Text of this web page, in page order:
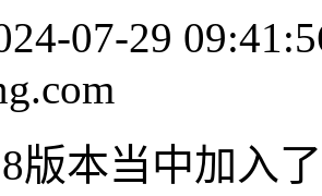
07-29
版本当中加入